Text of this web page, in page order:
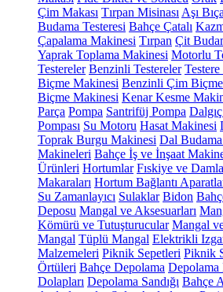
Çim Makası Tırpan Misinası Aşı
Budama Testeresi Bahçe Çatalı
Çapalama Makinesi Tırpan Çit
Yaprak Toplama Makinesi Motorlu
Testereler Benzinli Testereler
Biçme Makinesi Benzinli Çim
Biçme Makinesi Kenar Kesme
Parça Pompa Santrifüj Pompa
Pompası Su Motoru Hasat Makinesi
Toprak Burgu Makinesi Dal
Makineleri Bahçe İş ve İnşaat
Ürünleri Hortumlar Fıskiye ve
Makaraları Hortum Bağlantı
Su Zamanlayıcı Sulaklar Bidon
Deposu Mangal ve Aksesuarları
Kömürü ve Tutuşturucular Mangal
Mangal Tüplü Mangal Elektrikli
Malzemeleri Piknik Sepetleri Piknik
Örtüleri Bahçe Depolama Depolama
Dolapları Depolama Sandığı Bahçe